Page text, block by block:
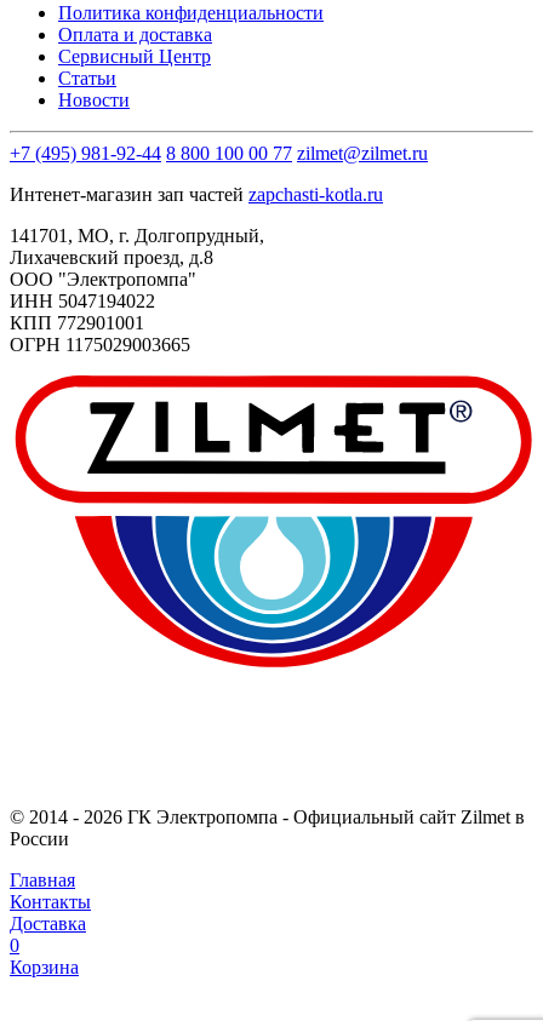
Политика конфиденциальности
Оплата и доставка
Сервисный Центр
Статьи
Новости
+7 (495) 981-92-44 8 800 100 00 77 zilmet@zilmet.ru
Интенет-магазин зап частей zapchasti-kotla.ru
141701, МО, г. Долгопрудный,
Лихачевский проезд, д.8
OOO "Электропомпа"
ИНН 5047194022
КПП 772901001
ОГРН 1175029003665
© 2014 - 2026 ГК Электропомпа - Официальный сайт Zilmet в
России
Главная
Контакты
Доставка
0
Корзина